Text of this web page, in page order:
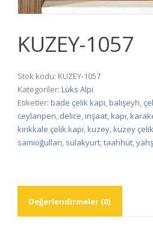
KUZEY-1057
Stok kodu: KUZEY-1057
Kategoriler: Lüks Alpi
Etiketler: bade çelik kapı,balışeyh,
ceylanpen, delice,inşaat,kapı,
kırıkkale çelik kapı,kuzey,kuzey
samioğulları, sulakyurt,taahhüt,
Değerlendirmeler (0)